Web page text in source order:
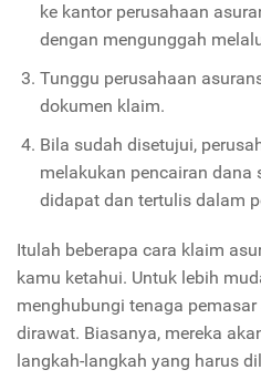
ke kantor perusahaan
dengan mengunggah
Tunggu perusahaan
dokumen klaim.
Bila sudah disetujui,
melakukan pencairan dana
didapat dan tertulis dalam
Itulah beberapa cara klaim
kamu ketahui. Untuk lebih
menghubungi tenaga
dirawat. Biasanya, mereka
langkah-langkah yang harus